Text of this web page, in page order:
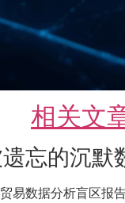
相关文
忘的沉默
易数据分析盲区报